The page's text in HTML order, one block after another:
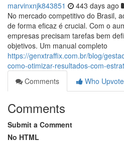
marvinxnjk843851 443 days ago
No mercado competitivo do Brasil,
de forma eficaz é crucial. Com o
empresas precisam tarefas bem
objetivos. Um manual completo
https://genxtraffix.com.br/blog/
como-otimizar-resultados-com-
Comments
Who
Comments
Submit a Comment
No HTML